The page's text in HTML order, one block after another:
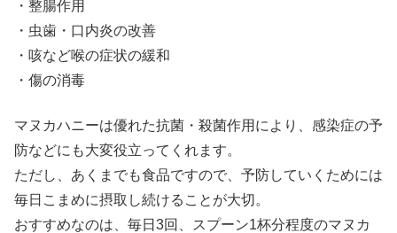
・整腸作用
・虫歯・口内炎の改善
・咳など喉の症状の緩和
・傷の消毒
マヌカハニーは優れた抗菌・殺菌作用により、感染症の予
防などにも大変役立ってくれます。
ただし、あくまでも食品ですので、予防していくためには
毎日こまめに摂取し続けることが大切。
おすすめなのは、毎日3回、スプーン1杯分程度のマヌカ